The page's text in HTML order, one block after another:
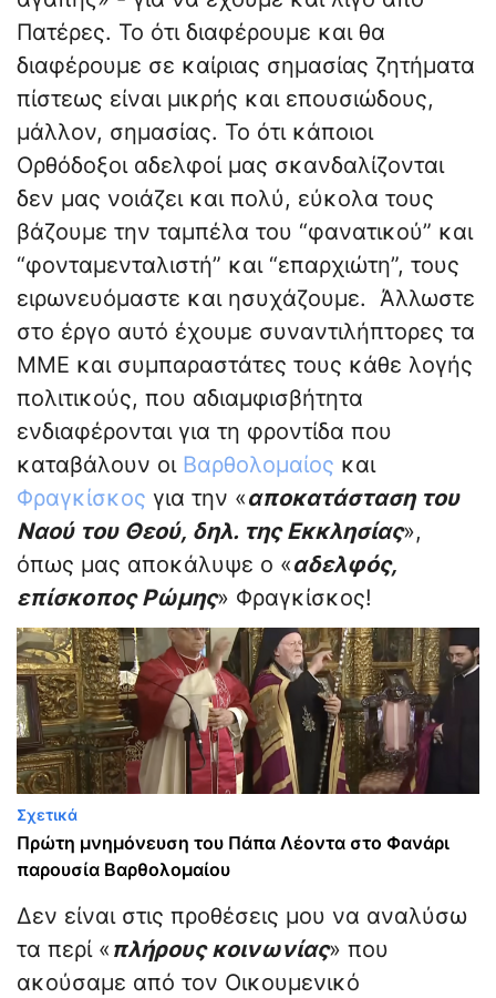
Πατέρες. Το ότι διαφέρουμε και θα
διαφέρουμε σε καίριας σημασίας ζητήματα
πίστεως είναι μικρής και επουσιώδους,
μάλλον, σημασίας. Το ότι κάποιοι
Ορθόδοξοι αδελφοί μας σκανδαλίζονται
δεν μας νοιάζει και πολύ, εύκολα τους
βάζουμε την ταμπέλα του “φανατικού” και
“φονταμενταλιστή” και “επαρχιώτη”, τους
ειρωνευόμαστε και ησυχάζουμε. Άλλωστε
στο έργο αυτό έχουμε συναντιλήπτορες τα
ΜΜΕ και συμπαραστάτες τους κάθε λογής
πολιτικούς, που αδιαμφισβήτητα
ενδιαφέρονται για τη φροντίδα που
καταβάλουν οι Βαρθολομαίος και
Φραγκίσκος για την «αποκατάσταση του
Ναού του Θεού, δηλ. της Εκκλησίας»,
όπως μας αποκάλυψε ο «αδελφός,
επίσκοπος Ρώμης» Φραγκίσκος!
Σχετικά
Πρώτη μνημόνευση του Πάπα Λέοντα στο Φανάρι
παρουσία Βαρθολομαίου
Δεν είναι στις προθέσεις μου να αναλύσω
τα περί « πλήρους κοινωνίας» που
ακούσαμε από τον Οικουμενικό